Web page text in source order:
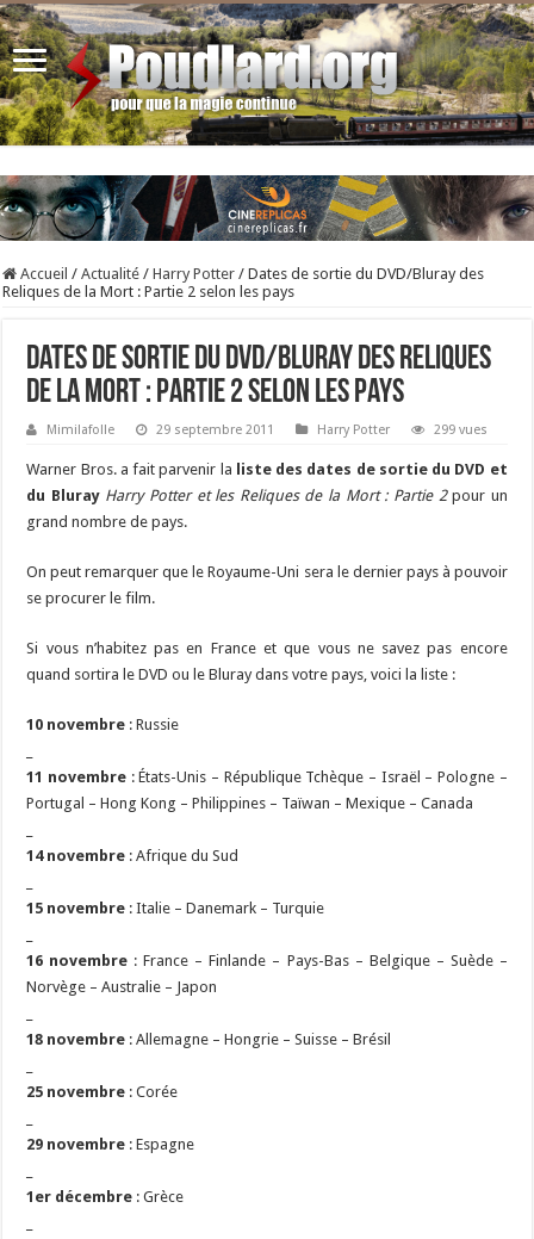
Accueil / Actualité / Harry Potter / Dates de sortie du DVD/Bluray des
Reliques de la Mort : Partie 2 selon les pays
Dates de sortie du DVD/Bluray des Reliques
de la Mort : Partie 2 selon les pays
Mimilafolle 29 septembre 2011 Harry Potter 299 vues
Warner Bros. a fait parvenir la liste des dates de sortie du DVD et
du Bluray Harry Potter et les Reliques de la Mort : Partie 2pour un
grand nombre de pays.
On peut remarquer que le Royaume-Uni sera le dernier pays à pouvoir
se procurer le film.
Si vous n’habitez pas en France et que vous ne savez pas encore
quand sortira le DVD ou le Bluray dans votre pays, voici la liste :
10 novembre : Russie
11 novembre: États-Unis – République Tchèque – Israël – Pologne –
Portugal – Hong Kong – Philippines – Taïwan – Mexique – Canada
14 novembre : Afrique du Sud
15 novembre : Italie – Danemark – Turquie
16 novembre : France – Finlande – Pays-Bas – Belgique – Suède –
Norvège – Australie – Japon
18 novembre : Allemagne – Hongrie – Suisse – Brésil
25 novembre : Corée
29 novembre : Espagne
1er décembre : Grèce